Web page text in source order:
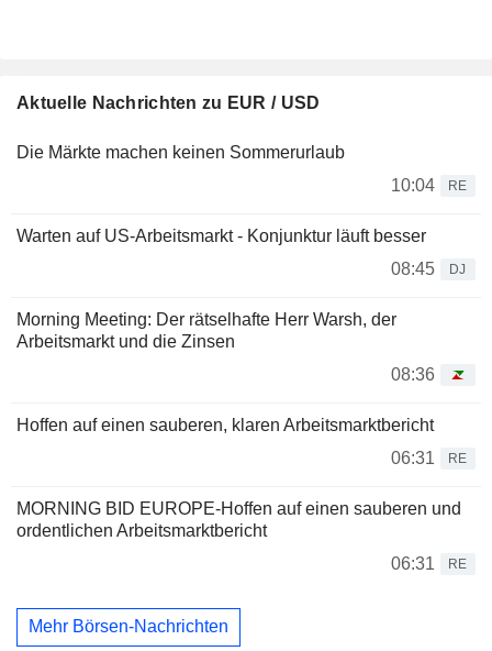
Aktuelle Nachrichten zu EUR / USD
Die Märkte machen keinen Sommerurlaub
10:04
RE
Warten auf US-Arbeitsmarkt - Konjunktur läuft besser
08:45
DJ
Morning Meeting: Der rätselhafte Herr Warsh, der
Arbeitsmarkt und die Zinsen
08:36
Hoffen auf einen sauberen, klaren Arbeitsmarktbericht
06:31
RE
MORNING BID EUROPE-Hoffen auf einen sauberen und
ordentlichen Arbeitsmarktbericht
06:31
RE
Mehr Börsen-Nachrichten